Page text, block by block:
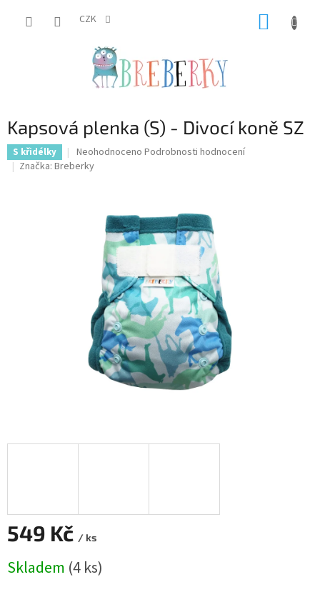
CZK
Kapsová plenka (S) - Divocí koně SZ
S křidélky
Průměrné
hodnocení
hvězdiček.
Neohodnoceno Podrobnosti hodnocení
Značka: Breberky
549 Kč / ks
cena:
Skladem (4 ks)